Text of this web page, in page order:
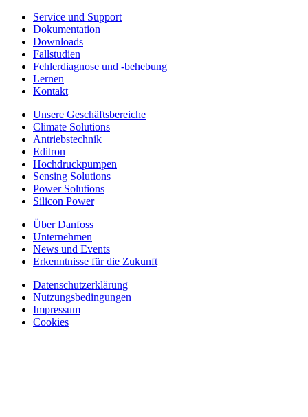
Service und Support
Dokumentation
Downloads
Fallstudien
Fehlerdiagnose und -behebung
Lernen
Kontakt
Unsere Geschäftsbereiche
Climate Solutions
Antriebstechnik
Editron
Hochdruckpumpen
Sensing Solutions
Power Solutions
Silicon Power
Über Danfoss
Unternehmen
News und Events
Erkenntnisse für die Zukunft
Datenschutzerklärung
Nutzungsbedingungen
Impressum
Cookies